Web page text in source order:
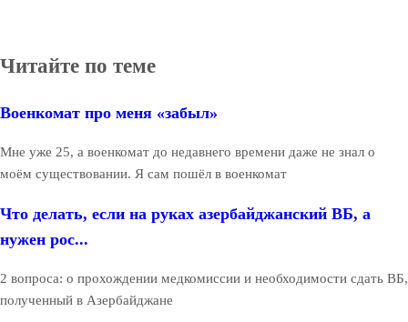
Читайте по теме
Военкомат про меня «забыл»
Мне уже 25, а военкомат до недавнего времени даже не знал о
моём существовании. Я сам пошёл в военкомат
Что делать, если на руках азербайджанский ВБ, а
нужен рос...
2 вопроса: о прохождении медкомиссии и необходимости сдать ВБ,
полученный в Азербайджане